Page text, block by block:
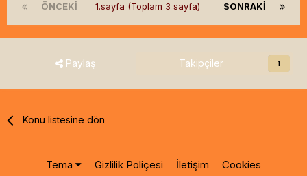
ÖNCEKI SONRAKI
1.sayfa (Toplam 3 sayfa)
Paylaş Takipçiler 1
Konu listesine dön
Tema Gizlilik Poliçesi İletişim Cookies